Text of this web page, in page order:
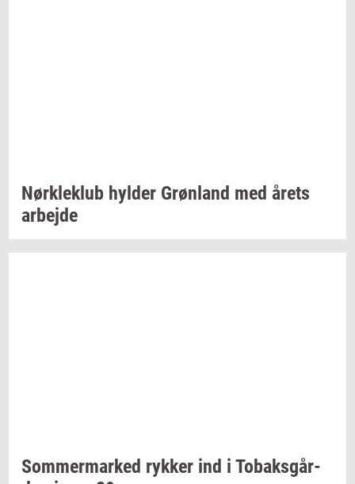
Nørk­le­klub hyl­der Grøn­land med årets
ar­bej­de
Som­mer­mar­ked ryk­ker ind i To­baks­går­